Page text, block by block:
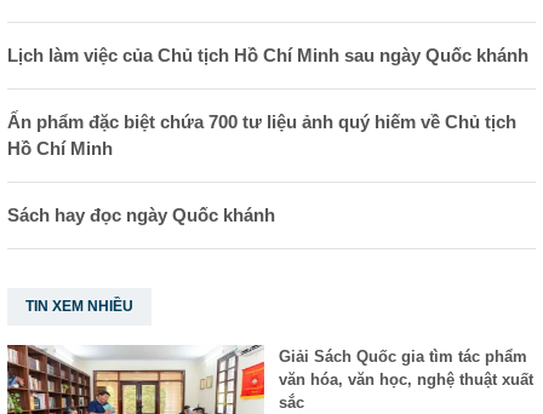
Lịch làm việc của Chủ tịch Hồ Chí Minh sau ngày Quốc khánh
Ấn phẩm đặc biệt chứa 700 tư liệu ảnh quý hiếm về Chủ tịch
Hồ Chí Minh
Sách hay đọc ngày Quốc khánh
TIN XEM NHIỀU
Giải Sách Quốc gia tìm tác phẩm
văn hóa, văn học, nghệ thuật xuất
sắc